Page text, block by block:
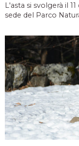
L'asta si svolgerà il
sede del Parco